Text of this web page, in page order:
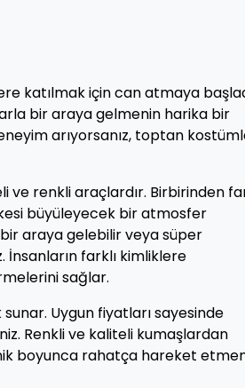
katılmak için can atmaya
bir araya gelmenin harika bir
arıyorsanız, toptan
ve renkli araçlardır. Birbirinden
büyüleyecek bir atmosfer
araya gelebilir veya süper
farklı kimliklere
sağlar.
Uygun fiyatları sayesinde
Renkli ve kaliteli kumaşlardan
boyunca rahatça hareket